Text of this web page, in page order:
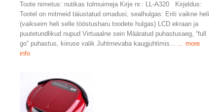
Toote nimetus: nutikas tolmuimeja Kirje nr.: LL-A320 Kirjeldus:
Tootel on mitmeid täiustatud omadusi, sealhulgas: Eriti vaikne heli
(vaikseim heli selle tööstusharu toodete hulgas) LCD ekraan ja
puutetundlikud nupud Virtuaalne sein Määratud puhastusaeg, “full
go” puhastus, kiiruse valik Juhtmevaba kaugjuhtimis... ... more
info